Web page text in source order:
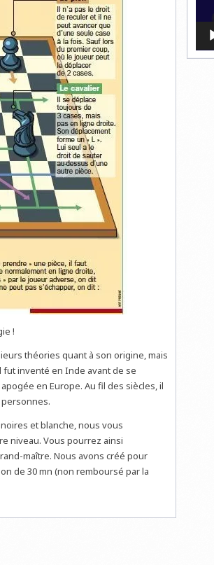
!
théories quant à son origine, mais
inventé en Inde avant de se
en Europe. Au fil des siècles, il
et blanche, nous vous
niveau. Vous pourrez ainsi
maître. Nous avons créé pour
de 30 mn (non remboursé par la